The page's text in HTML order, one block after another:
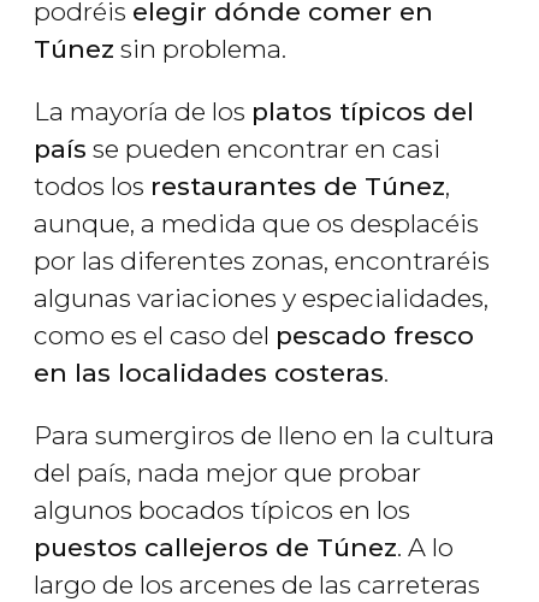
podréis elegir dónde comer en
Túnez sin problema.
La mayoría de los platos típicos del
país se pueden encontrar en casi
todos los restaurantes de Túnez,
aunque, a medida que os desplacéis
por las diferentes zonas, encontraréis
algunas variaciones y especialidades,
como es el caso del pescado fresco
en las localidades costeras.
Para sumergiros de lleno en la cultura
del país, nada mejor que probar
algunos bocados típicos en los
puestos callejeros de Túnez. A lo
largo de los arcenes de las carreteras